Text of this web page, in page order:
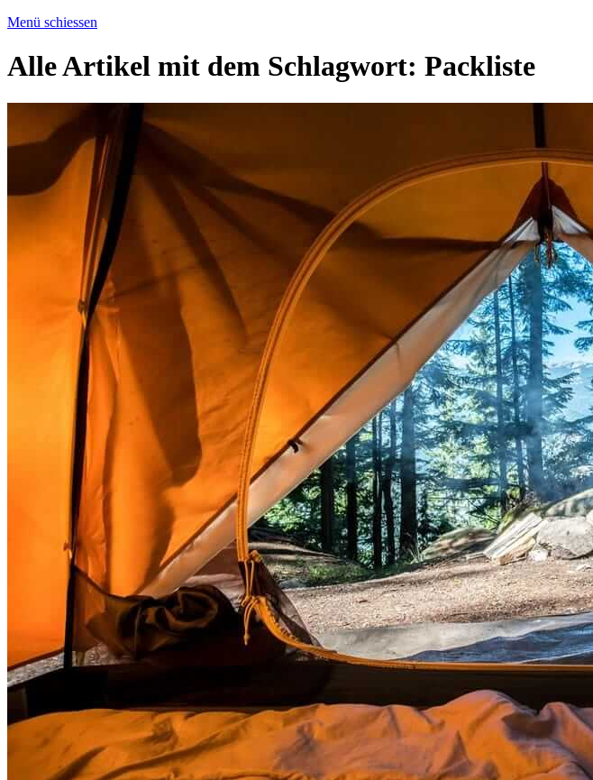
Menü schiessen
Alle Artikel mit dem Schlagwort: Packliste